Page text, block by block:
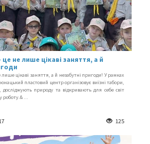
не лише цікаві заняття, а й
цікаві заняття, а й незабутні пригоди! У рамках
пластовий центр організовує виїзні табори,
досліджують природу та відкривають для себе світ
роботу.& ...
125